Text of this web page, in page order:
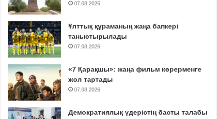
07.08.2026
Ұлттық құраманың жаңа бапкері
таныстырылады
07.08.2026
«7 Қарақшы»: жаңа фильм көрерменге
жол тартады
07.08.2026
Демократиялық үдерістің басты талабы